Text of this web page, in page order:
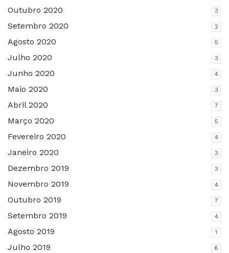
Outubro 2020 3
Setembro 2020 2
Agosto 2020 5
Julho 2020 3
Junho 2020 4
Maio 2020 3
Abril 2020 7
Março 2020 5
Fevereiro 2020 4
Janeiro 2020 3
Dezembro 2019 3
Novembro 2019 4
Outubro 2019 7
Setembro 2019 4
Agosto 2019 1
Julho 2019 6